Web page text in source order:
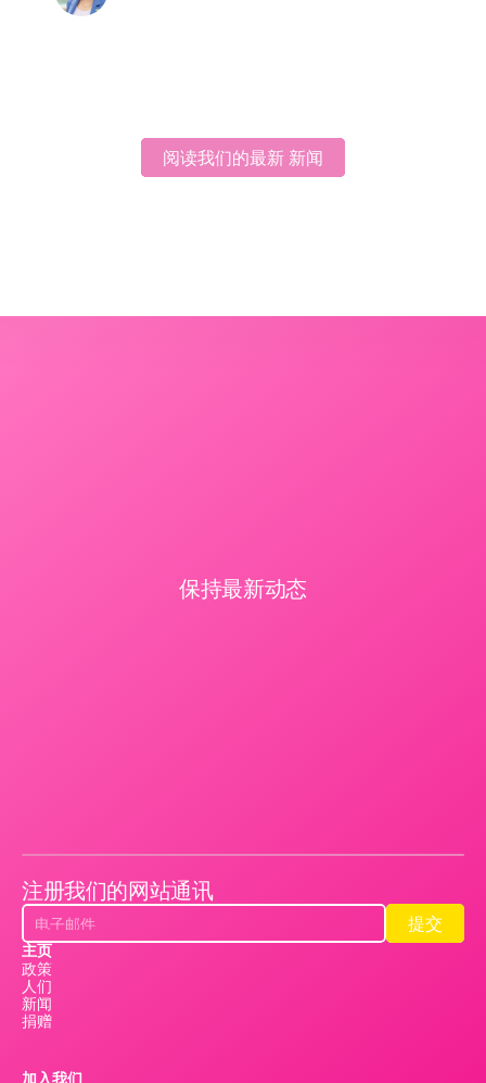
阅读我们的最新 新闻
阅读我们的最新 新闻
保持最新动态
注册我们的网站通讯
提交
提交
主页
政策
人们
新闻
捐赠
加入我们